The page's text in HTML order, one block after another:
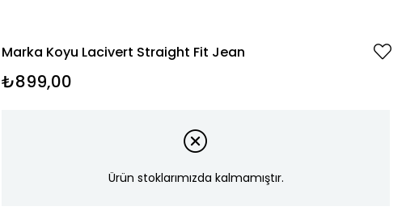
Marka Koyu Lacivert Straight Fit Jean
₺899,00
Ürün stoklarımızda kalmamıştır.